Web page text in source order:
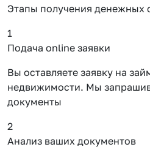
Этапы получения денежных
1
Подача online заявки
Вы оставляете заявку на
недвижимости. Мы
документы
2
Анализ ваших документов